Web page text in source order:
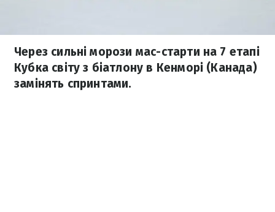
Через сильні морози мас-старти на 7 етапі
Кубка світу з біатлону в Кенморі (Канада)
замінять спринтами.